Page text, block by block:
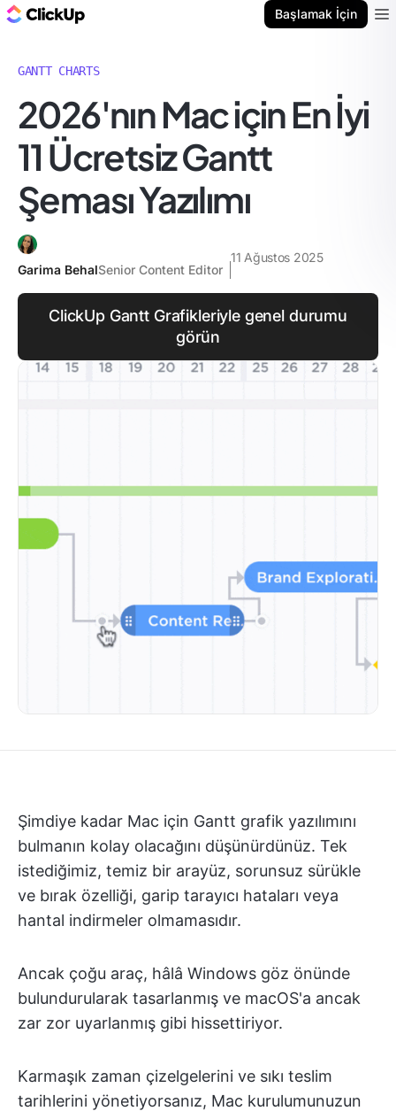
Başlamak İçin
GANTT CHARTS
2026'nın Mac için En İyi
11 Ücretsiz Gantt
Şeması Yazılımı
Garima BehalSenior Content Editor
11 Ağustos 2025
ClickUp Gantt Grafikleriyle genel durumu
görün
Şimdiye kadar Mac için Gantt grafik yazılımını
bulmanın kolay olacağını düşünürdünüz. Tek
istediğimiz, temiz bir arayüz, sorunsuz sürükle
ve bırak özelliği, garip tarayıcı hataları veya
hantal indirmeler olmamasıdır.
Ancak çoğu araç, hâlâ Windows göz önünde
bulundurularak tasarlanmış ve macOS'a ancak
zar zor uyarlanmış gibi hissettiriyor.
Karmaşık zaman çizelgelerini ve sıkı teslim
tarihlerini yönetiyorsanız, Mac kurulumunuzun